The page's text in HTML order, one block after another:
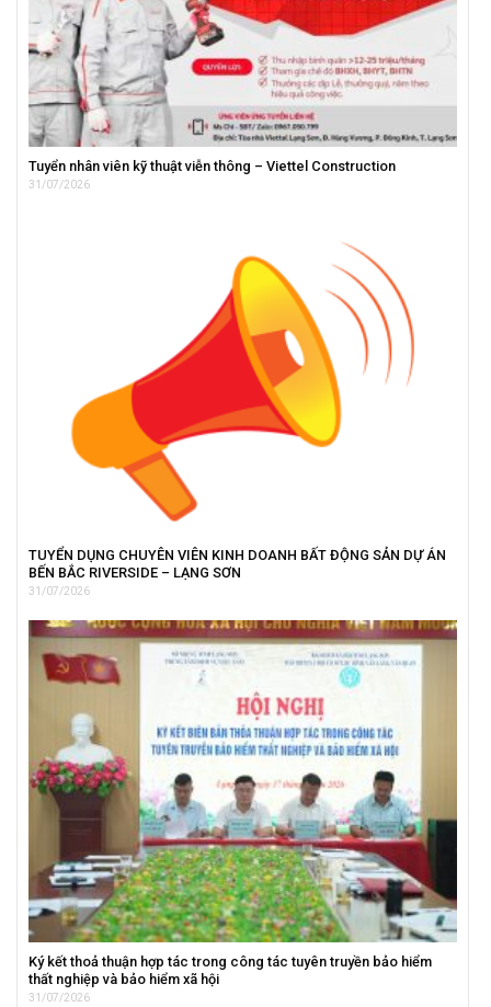
Tuyển nhân viên kỹ thuật viễn thông – Viettel Construction
31/07/2026
TUYỂN DỤNG CHUYÊN VIÊN KINH DOANH BẤT ĐỘNG SẢN DỰ ÁN
BẾN BẮC RIVERSIDE – LẠNG SƠN
31/07/2026
Ký kết thoả thuận hợp tác trong công tác tuyên truyền bảo hiểm
thất nghiệp và bảo hiểm xã hội
31/07/2026